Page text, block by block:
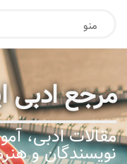
منو
مرجع ادبی
مقالات ادبی،
نویسندگان و